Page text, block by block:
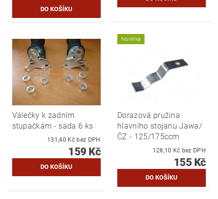
Válečky k zadním
stupačkám - sada 6 ks
131,40 Kč bez DPH
159 Kč
Novinka
Dorazová pružina
hlavního stojanu Jawa/
ČZ - 125/175ccm
128,10 Kč bez DPH
155 Kč